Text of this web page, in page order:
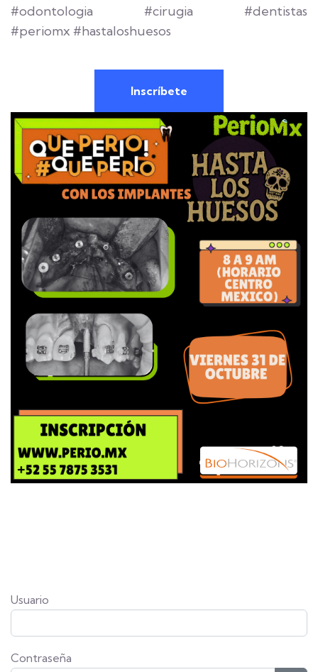
#odontologia #cirugia #dentistas
#periomx #hastaloshuesos
Inscríbete
Usuario
Contraseña